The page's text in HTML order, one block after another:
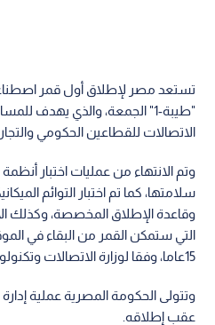
تستعد مصر لإطلاق أول قمر
"طيبة-1" الجمعة، والذي يهدف
الاتصالات للقطاعين الحكومي
وتم الانتهاء من عمليات اختبار
سلامتها، كما تم اختبار التوائم
وقاعدة الإطلاق المخصصة، وكذلك
التي ستمكن القمر من البقاء في
15عاما، وفقا لوزارة الاتصالات وتكنولوجيا المعلومات المصرية.
وتتولى الحكومة المصرية عملية
عقب إطلاقه.